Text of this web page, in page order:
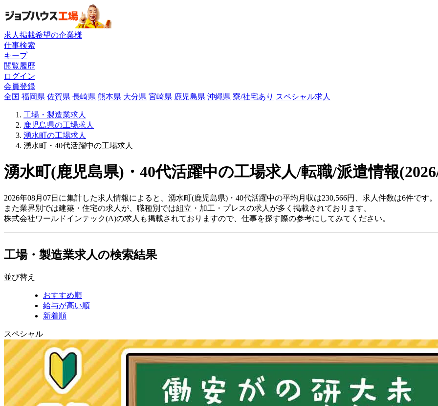
求人掲載希望の企業様
仕事検索
キープ
閲覧履歴
ログイン
会員登録
全国 福岡県 佐賀県 長崎県 熊本県 大分県 宮崎県 鹿児島県 沖縄県 寮/社宅あり スペシャル求人
工場・製造業求人
鹿児島県の工場求人
湧水町の工場求人
湧水町・40代活躍中の工場求人
湧水町(鹿児島県)・40代活躍中の工場求人/転職/派遣情報
2026年08月07日に集計した求人情報によると、湧水町(鹿児島県)・40代活躍中の平均月収は230,566円、求人件数は6件です。
また業界別では建築・住宅の求人が、職種別では組立・加工・プレスの求人が多く掲載されております。
株式会社ワールドインテック(A)の求人も掲載されておりますので、仕事を探す際の参考にしてみてください。
工場・製造業求人の検索結果
並び替え
おすすめ順
給与が高い順
新着順
スペシャル